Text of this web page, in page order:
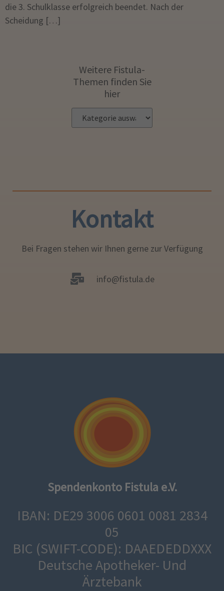
die 3. Schulklasse erfolgreich beendet. Nach der
Scheidung […]
Weitere Fistula-
Themen finden Sie
hier
Kontakt
Bei Fragen stehen wir Ihnen gerne zur Verfügung
info@fistula.de
Spendenkonto Fistula e.V.
IBAN: DE29 3006 0601 0081 2834
05
BIC (SWIFT-CODE): DAAEDEDDXXX
Deutsche Apotheker- Und
Ärztebank